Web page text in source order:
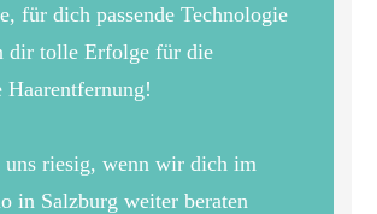
für dich passende Technologie
dir tolle Erfolge für die
Haarentfernung!
riesig, wenn wir dich im
in Salzburg weiter beraten